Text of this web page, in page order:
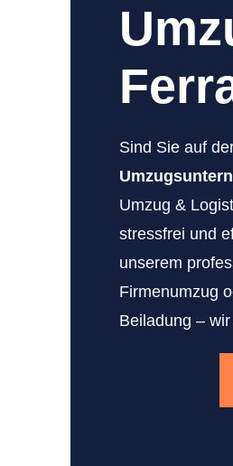
Sind Sie auf
Umzug &
stressfrei und
unserem
Firmenumzug
Beiladung –